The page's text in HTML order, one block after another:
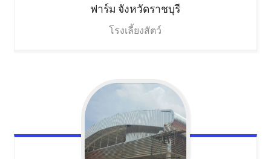
ฟาร์ม จังหวัดราชบุรี
โรงเลี้ยงสัตว์